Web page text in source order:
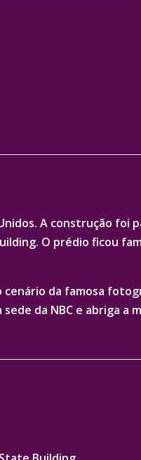
A construção foi
O prédio ficou
da famosa
da NBC e abriga a